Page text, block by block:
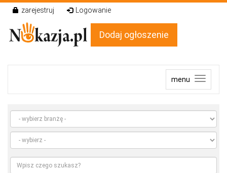
zarejestruj Logowanie
Dodaj ogłoszenie
menu